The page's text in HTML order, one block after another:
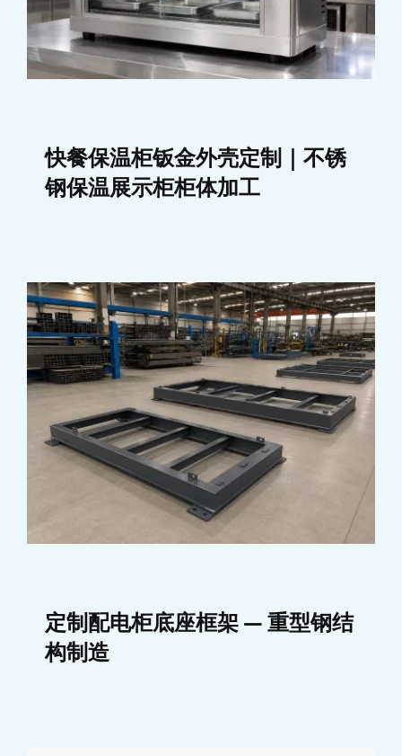
快餐保温柜钣金外壳定制｜不锈
钢保温展示柜柜体加工
定制配电柜底座框架 — 重型钢结
构制造